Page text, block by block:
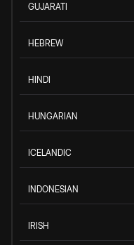
GUJARATI
HEBREW
HINDI
HUNGARIAN
ICELANDIC
INDONESIAN
IRISH